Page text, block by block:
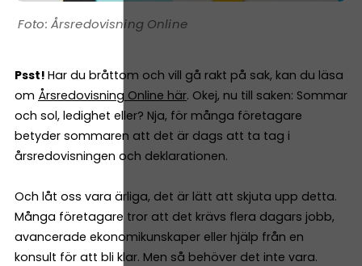
Årsredovisning Online
Psst! Har du bråttom och vill gå rakt på sak, kan du läsa
om Årsredovisning Online här. Okej, nu till saken: Sommar
och sol, ledighet eller? Nja, för många företagare
betyder sommaren att det är dags att ta tag i
årsredovisningen och deklarationen.
Och låt oss vara ärliga, det är lätt att skjuta upp detta.
Många företagare tror att det krävs flera dagars jobb,
avancerade ekonomikunskaper eller hjälp från en
konsult för att bli klar. Men så behöver det inte vara.